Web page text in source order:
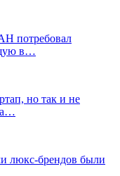
потребовал
в…
но так и не
люкс-брендов были